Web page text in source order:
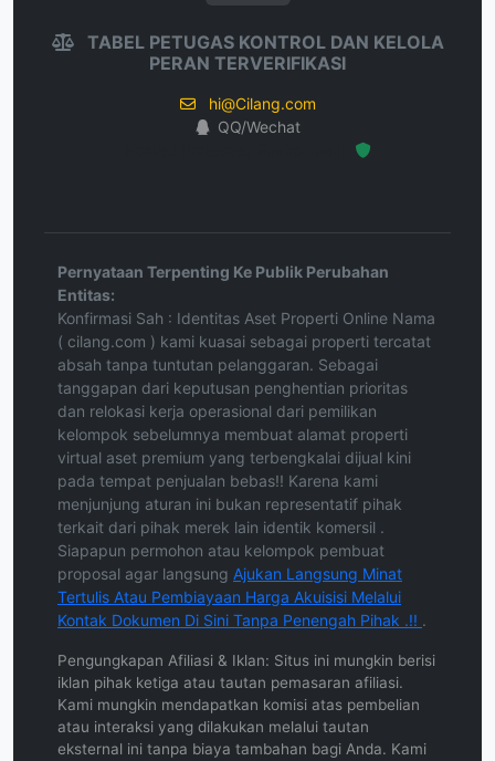
TABEL PETUGAS KONTROL DAN KELOLA
PERAN TERVERIFIKASI
hi@Cilang.com
QQ/Wechat
Pernyataan Terpenting Ke Publik Perubahan
Entitas:
Konfirmasi Sah : Identitas Aset Properti Online Nama
( cilang.com ) kami kuasai sebagai properti tercatat
absah tanpa tuntutan pelanggaran. Sebagai
tanggapan dari keputusan penghentian prioritas
dan relokasi kerja operasional dari pemilikan
kelompok sebelumnya membuat alamat properti
virtual aset premium yang terbengkalai dijual kini
pada tempat penjualan bebas!! Karena kami
menjunjung aturan ini bukan representatif pihak
terkait dari pihak merek lain identik komersil .
Siapapun permohon atau kelompok pembuat
proposal agar langsung Ajukan Langsung Minat
Tertulis Atau Pembiayaan Harga Akuisisi Melalui
Kontak Dokumen Di Sini Tanpa Penengah Pihak .!! .
Pengungkapan Afiliasi & Iklan: Situs ini mungkin berisi
iklan pihak ketiga atau tautan pemasaran afiliasi.
Kami mungkin mendapatkan komisi atas pembelian
atau interaksi yang dilakukan melalui tautan
eksternal ini tanpa biaya tambahan bagi Anda. Kami